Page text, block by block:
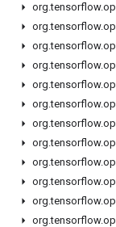
org.tensorflow.op
org.tensorflow.op
org.tensorflow.op
org.tensorflow.op
org.tensorflow.op
org.tensorflow.op
org.tensorflow.op
org.tensorflow.op
org.tensorflow.op
org.tensorflow.op
org.tensorflow.op
org.tensorflow.op